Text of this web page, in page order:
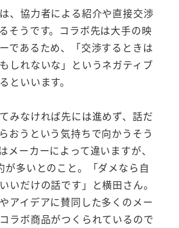
、協力者による紹介や直接交渉
そうです。コラボ先は大手の映
であるため、「交渉するときは
しれないな」というネガティブ
といいます。
みなければ先には進めず、話だ
おうという気持ちで向かうそう
メーカーによって違いますが、
が多いとのこと。「ダメなら自
いだけの話です」と横田さん。
アイデアに賛同した多くのメー
ラボ商品がつくられているので